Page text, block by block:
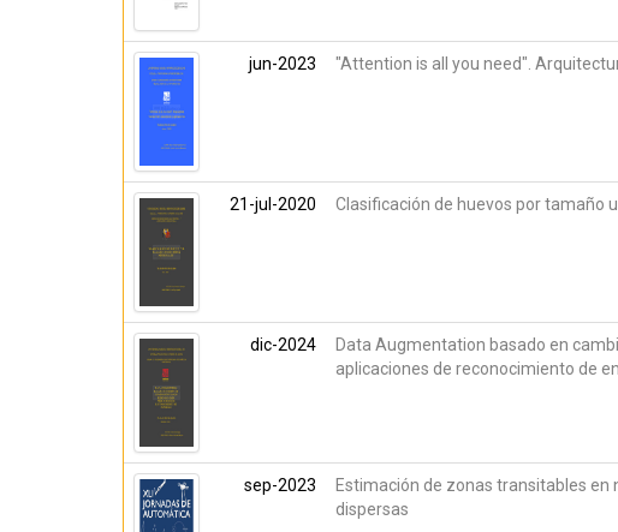
jun-2023 "Attention is all you need".
21-jul-2020 Clasificación de huevos por tamaño
dic-2024
Data Augmentation basado en
aplicaciones de reconocimiento de
sep-2023
Estimación de zonas transitables en
dispersas